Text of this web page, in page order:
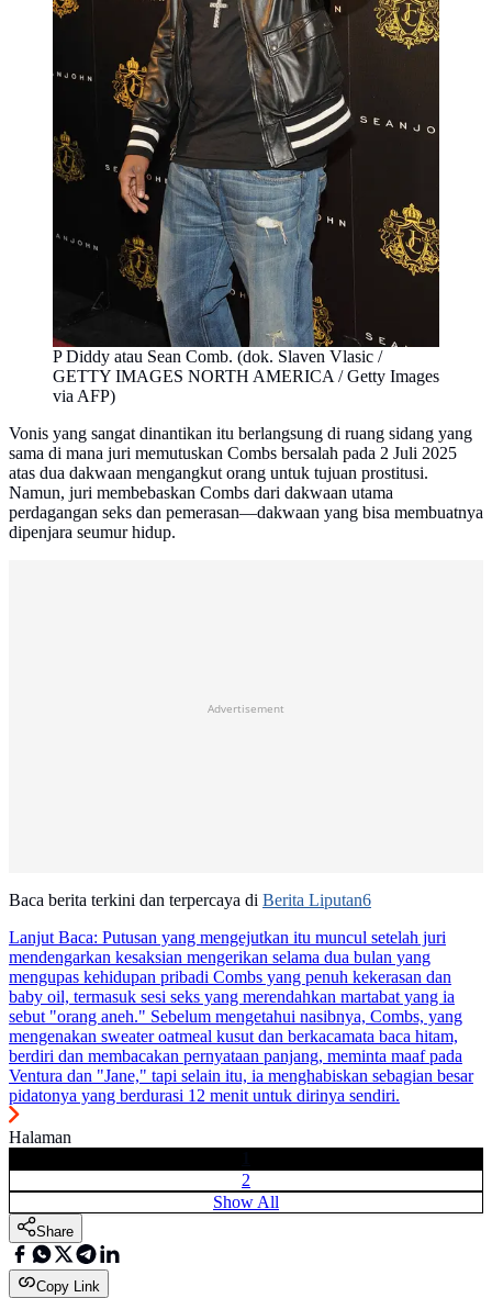
P Diddy atau Sean Comb. (dok. Slaven Vlasic /
GETTY IMAGES NORTH AMERICA / Getty Images
via AFP)
Vonis yang sangat dinantikan itu berlangsung di ruang sidang yang
sama di mana juri memutuskan Combs bersalah pada 2 Juli 2025
atas dua dakwaan mengangkut orang untuk tujuan prostitusi.
Namun, juri membebaskan Combs dari dakwaan utama
perdagangan seks dan pemerasan—dakwaan yang bisa membuatnya
dipenjara seumur hidup.
Advertisement
Baca berita terkini dan terpercaya di Berita Liputan6
Lanjut Baca: Putusan yang mengejutkan itu muncul setelah juri
mendengarkan kesaksian mengerikan selama dua bulan yang
mengupas kehidupan pribadi Combs yang penuh kekerasan dan
baby oil, termasuk sesi seks yang merendahkan martabat yang ia
sebut "orang aneh." Sebelum mengetahui nasibnya, Combs, yang
mengenakan sweater oatmeal kusut dan berkacamata baca hitam,
berdiri dan membacakan pernyataan panjang, meminta maaf pada
Ventura dan "Jane," tapi selain itu, ia menghabiskan sebagian besar
pidatonya yang berdurasi 12 menit untuk dirinya sendiri.
Halaman
2
Show All
Share
Copy Link